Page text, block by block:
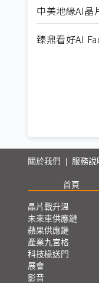
中美地緣AI
臻鼎看好AI
關於我們 服務說
首頁
晶片戰升溫
未來車供應鏈
蘋果供應鏈
產業九宮格
科技椽送門
展會
影音